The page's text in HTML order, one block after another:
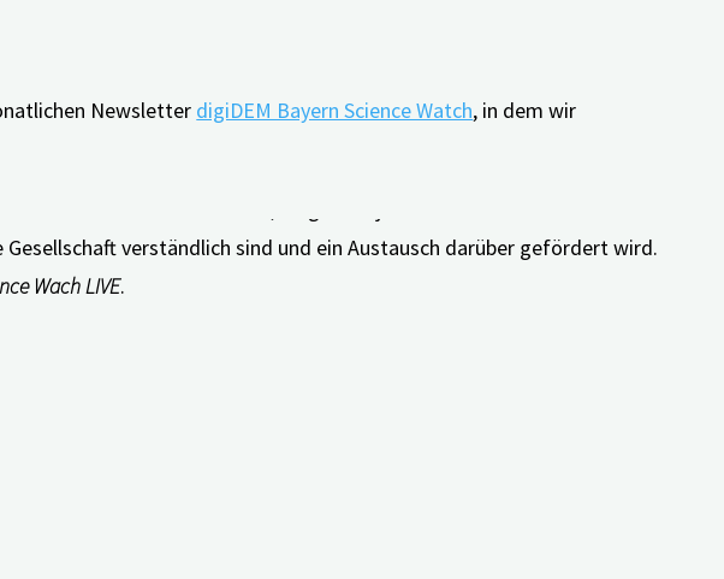
Newsletter digiDEM Bayern Science Watch, in dem wir
das neue Corona-Virus, ist gerade jetzt evidenzbasierte Wissenschaft
verständlich sind und ein Austausch darüber gefördert wird.
Wach LIVE.